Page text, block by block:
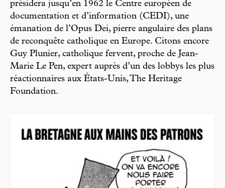
présidera jusqu’en 1962 le Centre européen de
documentation et d’information (CEDI), une
émanation de l’Opus Dei, pierre angulaire des plans
de reconquête catholique en Europe. Citons encore
Guy Plunier, catholique fervent, proche de Jean-
Marie Le Pen, expert auprès d’un des lobbys les plus
réactionnaires aux États-Unis, The Heritage
Foundation.